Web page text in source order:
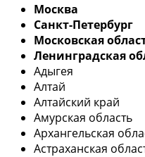
Москва
Санкт-Петербург
Московская
Ленинградская
Адыгея
Алтай
Алтайский край
Амурская область
Архангельская
Астраханская